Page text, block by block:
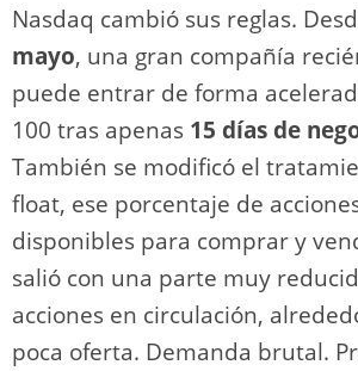
Nasdaq cambió sus reglas.
mayo, una gran compañía
puede entrar de forma
100 tras apenas 15 días de
También se modificó el
float, ese porcentaje de
disponibles para comprar y
salió con una parte muy
acciones en circulación,
poca oferta. Demanda brutal.